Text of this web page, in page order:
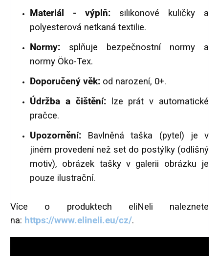
Materiál - výplň: silikonové kuličky a
polyesterová netkaná textilie.
Normy: splňuje bezpečnostní normy a
normy Öko-Tex.
Doporučený věk: od narození, 0+.
Údržba a čištění:lze prát v automatické
pračce.
Upozornění: Bavlněná taška (pytel) je v
jiném provedení než set do postýlky (odlišný
motiv), obrázek tašky v galerii obrázku je
pouze ilustrační.
Více o produktech eliNeli naleznete
na: https://www.elineli.eu/cz/.